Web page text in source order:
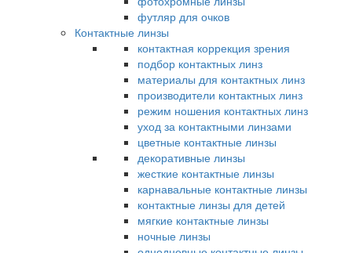
футляр для очков
Контактные линзы
контактная коррекция зрения
подбор контактных линз
материалы для контактных линз
производители контактных линз
режим ношения контактных линз
уход за контактными линзами
цветные контактные линзы
декоративные линзы
жесткие контактные линзы
карнавальные контактные линзы
контактные линзы для детей
мягкие контактные линзы
ночные линзы